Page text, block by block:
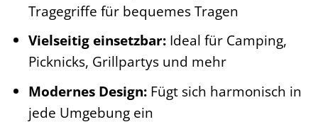
Tragegriffe für bequemes Tragen
Vielseitig einsetzbar:Ideal für Camping,
Picknicks, Grillpartys und mehr
Modernes Design:Fügt sich harmonisch in
jede Umgebung ein